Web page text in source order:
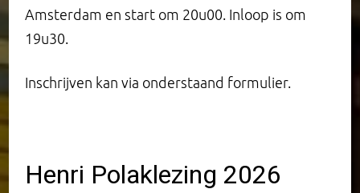
Amsterdam en start om 20u00. Inloop is om
19u30.
Inschrijven kan via onderstaand formulier.